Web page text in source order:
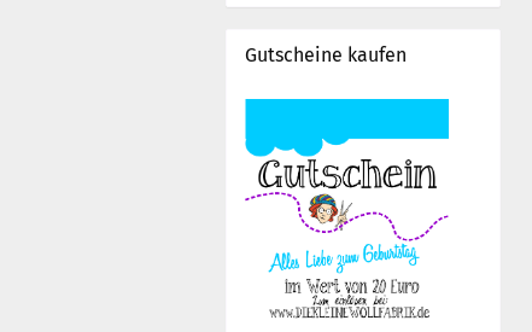
Gutscheine kaufen